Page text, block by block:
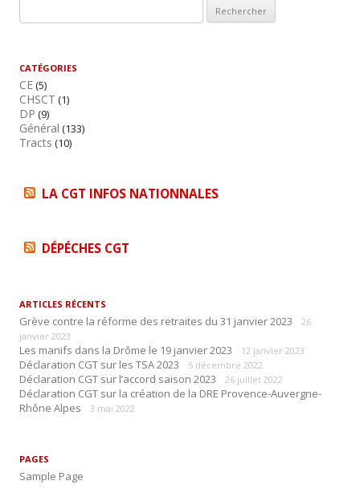
e
h
e
r
c
h
CATÉGORIES
CE(5)
CHSCT (1)
DP (9)
Général (133)
Tracts (10)
LA CGT INFOS NATIONNALES
DÉPÉCHES CGT
ARTICLES RÉCENTS
Grève contre la réforme des retraites du 31 janvier 2023
26
janvier 2023
Les manifs dans la Drôme le 19 janvier 2023 12 janvier 2023
Déclaration CGT sur les TSA 2023 5 décembre 2022
Déclaration CGT sur l’accord saison 2023 26 juillet 2022
Déclaration CGT sur la création de la DRE Provence-Auvergne-
Rhône Alpes
3 mai 2022
PAGES
Sample Page